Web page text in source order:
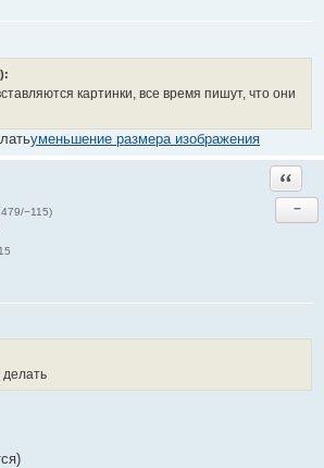
сообщение
картинки, все время пишут, что они
уменьшение размера изображения
−115)
−
делать